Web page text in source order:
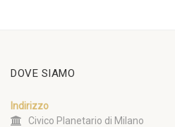
DOVE SIAMO
Indirizzo
Civico Planetario di Milano